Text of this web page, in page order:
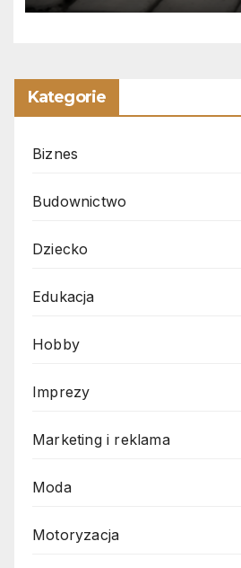
Kategorie
Biznes
Budownictwo
Dziecko
Edukacja
Hobby
Imprezy
Marketing i reklama
Moda
Motoryzacja